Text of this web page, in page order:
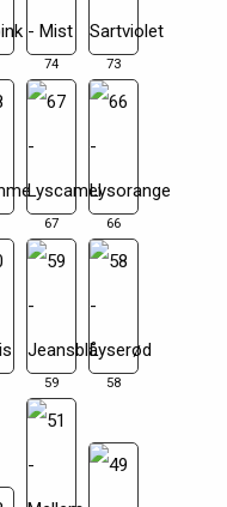
74 73
67 66
59 58